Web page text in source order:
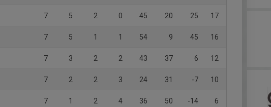
7 5 2 0 45 20 25 17
7 5 1 1 54 9 45 16
7 3 2 2 43 37 6 12
7 2 2 3 24 31 -7 10
7 1 2 4 36 50 -14 6